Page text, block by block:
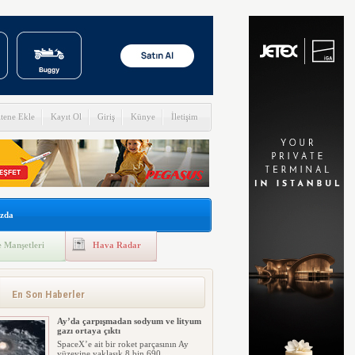
Ekle Kayıt Ol Giriş Künye İletişim
Manşetleri Hava Radar
En Son Haberler
Ay’da çarpışmadan sodyum ve lityum
gazı ortaya çıktı
SpaceX’e ait bir roket parçasının Ay